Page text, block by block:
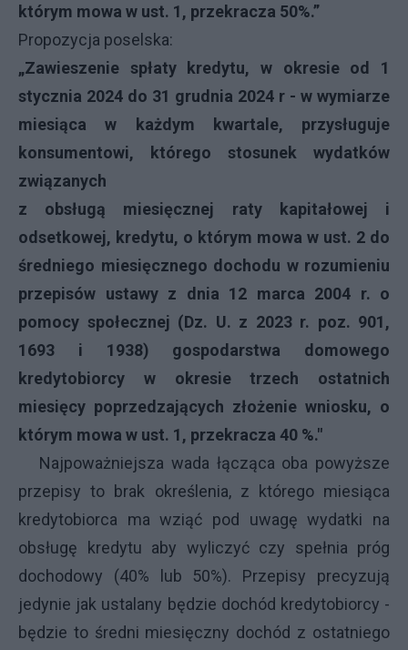
którym mowa w ust. 1, przekracza 50%.”
Propozycja poselska:
„Zawieszenie spłaty kredytu, w okresie od 1
stycznia 2024 do 31 grudnia 2024 r - w wymiarze
miesiąca w każdym kwartale, przysługuje
konsumentowi, którego stosunek wydatków
związanych
z obsługą miesięcznej raty kapitałowej i
odsetkowej, kredytu, o którym mowa w ust. 2 do
średniego miesięcznego dochodu w rozumieniu
przepisów ustawy z dnia 12 marca 2004 r. o
pomocy społecznej (Dz. U. z 2023 r. poz. 901,
1693 i 1938) gospodarstwa domowego
kredytobiorcy w okresie trzech ostatnich
miesięcy poprzedzających złożenie wniosku, o
którym mowa w ust. 1, przekracza 40 %."
Najpoważniejsza wada łącząca oba powyższe
przepisy to brak określenia, z którego miesiąca
kredytobiorca ma wziąć pod uwagę wydatki na
obsługę kredytu aby wyliczyć czy spełnia próg
dochodowy (40% lub 50%). Przepisy precyzują
jedynie jak ustalany będzie dochód kredytobiorcy -
będzie to średni miesięczny dochód z ostatniego